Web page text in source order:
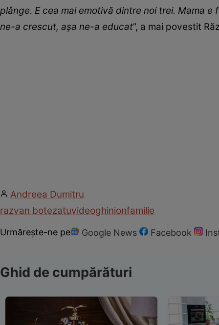
plânge. E cea mai emotivă dintre noi trei. Mama
ne-a crescut, așa ne-a educat”, a mai povestit
Andreea Dumitru
razvan botezatuvideoghinionfamilie
Urmărește-ne pe Google News Facebook
Ghid de cumpărături